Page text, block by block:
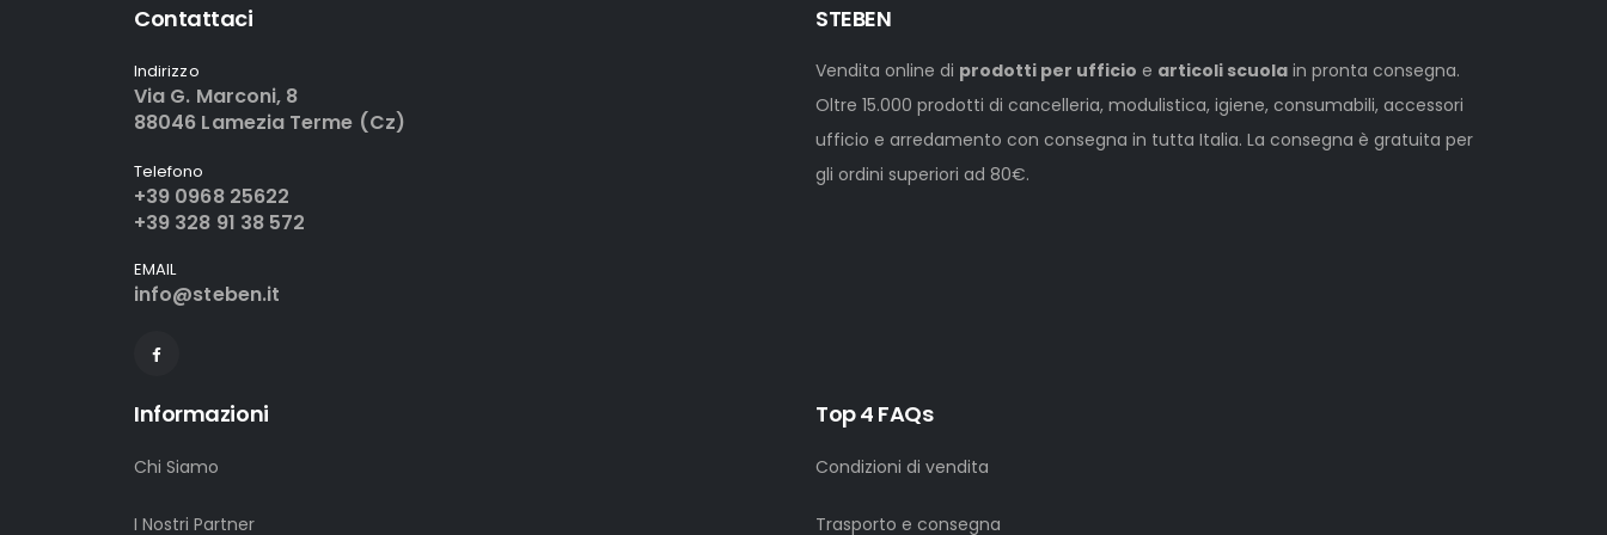
Contattaci
Indirizzo
Via G. Marconi, 8
88046 Lamezia Terme (Cz)
Telefono
+39 0968 25622
+39 328 91 38 572
EMAIL
info@steben.it
STEBEN
Vendita online di prodotti per ufficio e articoli scuola in pronta consegna.
Oltre 15.000 prodotti di cancelleria, modulistica, igiene, consumabili, accessori
ufficio e arredamento con consegna in tutta Italia. La consegna è gratuita per
gli ordini superiori ad 80€.
Informazioni
Chi Siamo
I Nostri Partner
Top 4 FAQs
Condizioni di vendita
Trasporto e consegna